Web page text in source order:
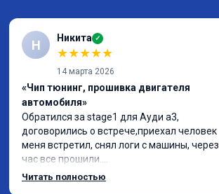
Н Никита ✓
★★★★★
14 марта 2026
«Чип тюнинг, прошивка двигателя
автомобиля»
Обратился за stage1 для Ауди а3,
договорились о встрече,приехал человек
меня встретил, снял логи с машины, через
час все прошили.
Арман спасибо тебе огромное, машинка
Читать полностью